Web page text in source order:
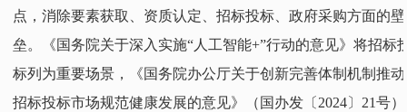
点，消除要素获取、资质认定、招标投标、政府采购方面的壁
垒。《国务院关于深入实施“人工智能+”行动的意见》将招标
标列为重要场景，《国务院办公厅关于创新完善体制机制推动
招标投标市场规范健康发展的意见》（国办发〔2024〕21号）